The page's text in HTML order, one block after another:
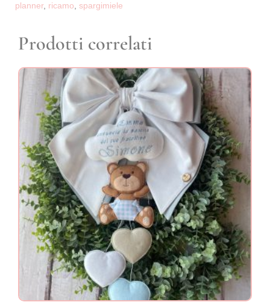
planner, ricamo spargimiele
Prodotti correlati